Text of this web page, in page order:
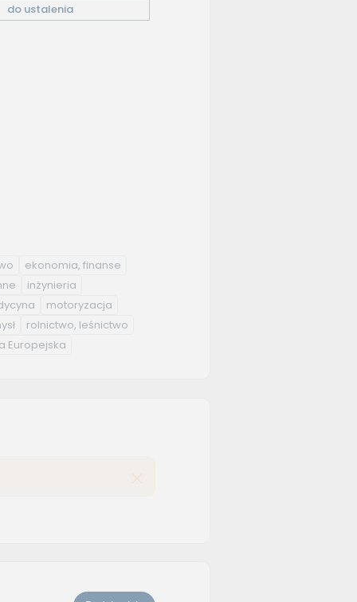
do ustalenia
ekonomia, finanse
inżynieria
motoryzacja
rolnictwo, leśnictwo
Europejska